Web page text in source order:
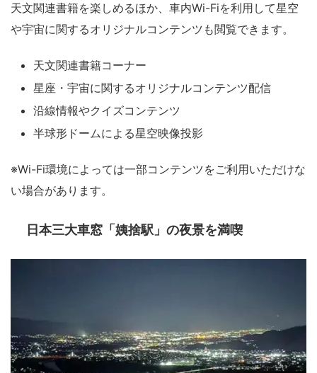
天文関連書籍を楽しめるほか、車内Wi-Fiを利用して星空
や宇宙に関するオリジナルコンテンツも閲覧できます。
天文関連書籍コーナー
星座・宇宙に関するオリジナルコンテンツ配信
沿線情報やクイズコンテンツ
半球形ドームによる星空映像投影
※Wi-Fi環境によっては一部コンテンツをご利用いただけな
い場合があります。
日本三大車窓「姨捨駅」の夜景を満喫